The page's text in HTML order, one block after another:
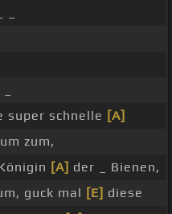
super schnelle [A]
zum,
[A] der _ Bienen,
guck mal [E] diese